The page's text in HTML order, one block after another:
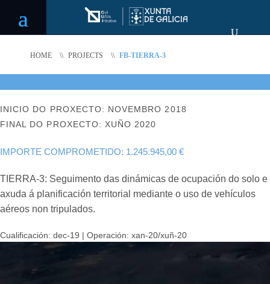
HOME \\ PROJECTS \\ FB-TIERRA-3
INICIO DO PROXECTO: NOVEMBRO 2018
FINAL DO PROXECTO: XUÑO 2020
IMPORTE COMPROMETIDO: 1.245.945,00 €
TIERRA-3: Seguimento das dinámicas de ocupación do solo e
axuda á planificación territorial mediante o uso de vehículos
aéreos non tripulados.
Cualificación: dec-19 | Operación: xan-20/xuñ-20